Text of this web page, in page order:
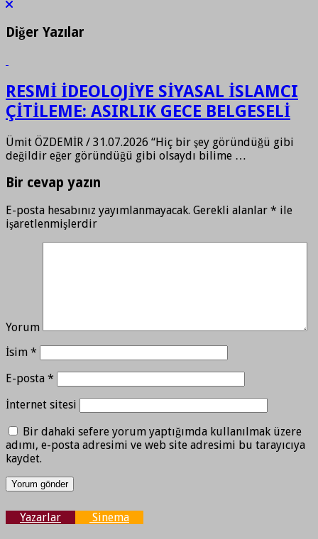
Diğer Yazılar
RESMİ İDEOLOJİYE SİYASAL İSLAMCI
ÇİTİLEME: ASIRLIK GECE BELGESELİ
Ümit ÖZDEMİR / 31.07.2026 “Hiç bir şey göründüğü gibi
değildir eğer göründüğü gibi olsaydı bilime …
Bir cevap yazın
E-posta hesabınız yayımlanmayacak. Gerekli alanlar * ile
işaretlenmişlerdir
Yorum
İsim *
E-posta *
İnternet sitesi
Bir dahaki sefere yorum yaptığımda kullanılmak üzere
adımı, e-posta adresimi ve web site adresimi bu tarayıcıya
kaydet.
Yazarlar Sinema